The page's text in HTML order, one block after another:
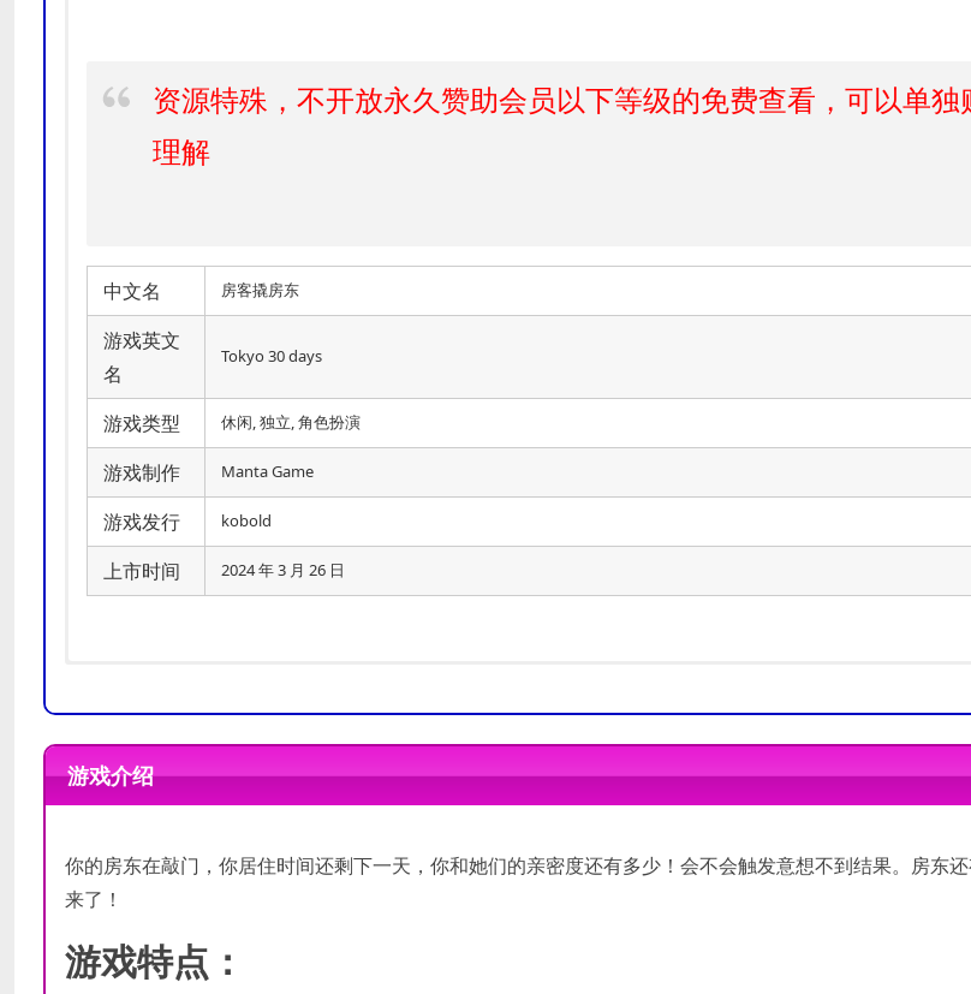
资源特殊，不开放永久赞助会员以下等级的免费查看，可以单独
理解
中文名 房客撬房东
游戏英文
名
Tokyo 30 days
游戏类型 休闲, 独立, 角色扮演
游戏制作 Manta Game
游戏发行 kobold
上市时间 2024 年 3 月 26 日
DirectX 版本:11
DirectX 版本:11
游戏介绍
你的房东在敲门，你居住时间还剩下一天，你和她们的亲密度还有多少！会不会触发意想不到结果。房东
来了！
游戏特点：